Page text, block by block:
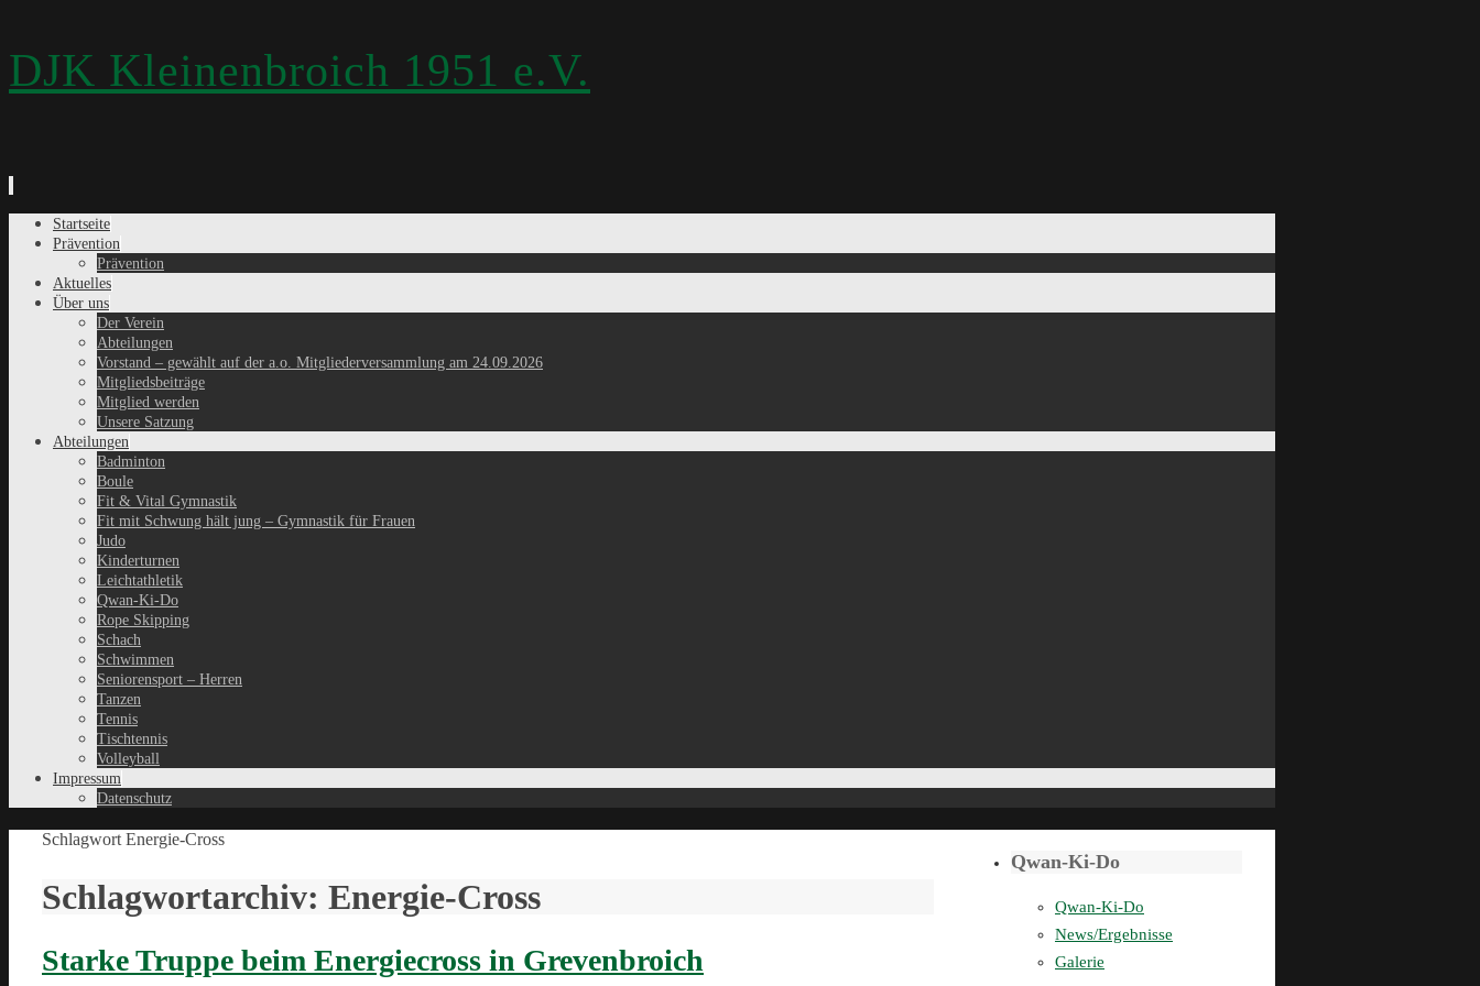
DJK Kleinenbroich 1951 e.V.
Zum
Inhalt
Startseite
Prävention
Prävention
Aktuelles
Über uns
Der Verein
Abteilungen
Vorstand – gewählt auf der a.o. Mitgliederversammlung am 24.09.2026
Mitgliedsbeiträge
Mitglied werden
Unsere Satzung
Abteilungen
Badminton
Boule
Fit & Vital Gymnastik
Fit mit Schwung hält jung – Gymnastik für Frauen
Judo
Kinderturnen
Leichtathletik
Qwan-Ki-Do
Rope Skipping
Schach
Schwimmen
Seniorensport – Herren
Tanzen
Tennis
Tischtennis
Volleyball
Impressum
Datenschutz
Schlagwort Energie-Cross
Schlagwortarchiv: Energie-Cross
Starke Truppe beim Energiecross in Grevenbroich
Qwan-Ki-Do
Qwan-Ki-Do
News/Ergebnisse
Galerie